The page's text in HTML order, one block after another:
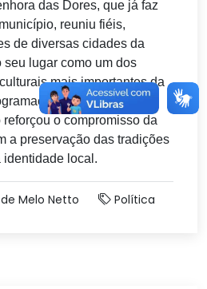
das Dores, que já faz
reuniu fiéis,
de diversas cidades da
seu lugar como um dos
mais importantes da
que uniu fé e
o compromisso da
a preservação das tradições
identidade local.
Melo Netto Política